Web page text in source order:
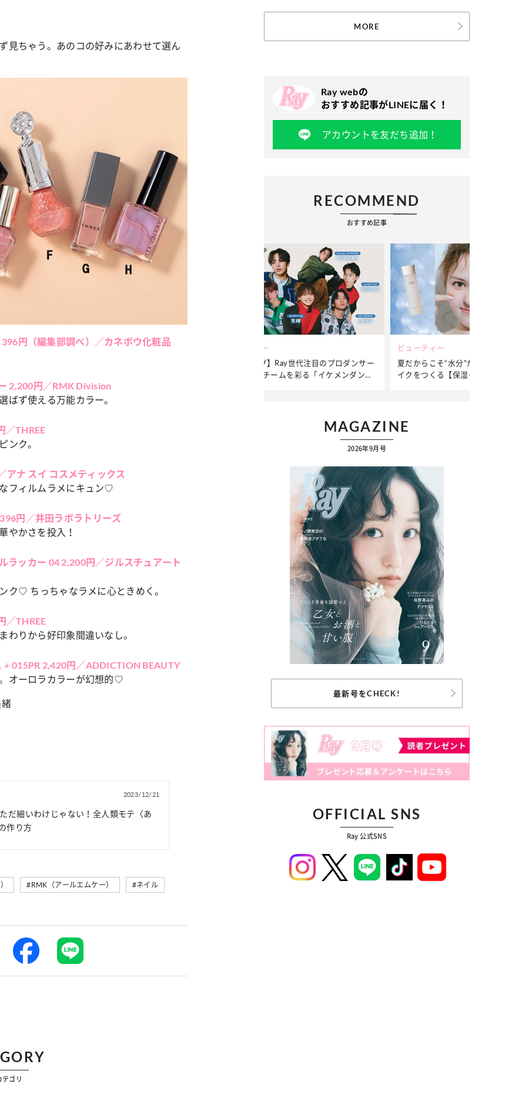
見ちゃう。あのコの好みにあわせて選ん
円（編集部調べ）／カネボウ化粧品
2,200円／RMK Division
ず使える万能カラー。
／THREE
ンク。
アナ スイ コスメティックス
フィルムラメにキュン♡
円／井田ラボラトリーズ
やかさを投入！
ラッカー 04 2,200円／ジルスチュアート
ク♡ ちっちゃなラメに心ときめく。
／THREE
りから好印象間違いなし。
+ 015PR 2,420円／ADDICTION BEAUTY
オーロラカラーが幻想的♡
2023/12/21
ただ細いわけじゃない！全人類モテ〈あ
作り方
#RMK（アールエムケー） #ネイル
MORE
Ray webの
おすすめ記事がLINEに届く！
アカウントを友だち追加！
RECOMMEND
おすすめ記事
今月の恋愛運♡ 7月23日～
カルチャー
【Dリーグ】Ray世代注目のプロダンサー
集団♡ 各チームを彩る「イケメンダンサ
夏だからこそ“水分”が大切！くずれないメ
イクをつくる【保湿ケア】アイテム3選
簡単アレン
ぷりの【そ
MAGAZINE
2026年9月号
最新号をCHECK!
OFFICIAL SNS
Ray 公式SNS
テゴリ